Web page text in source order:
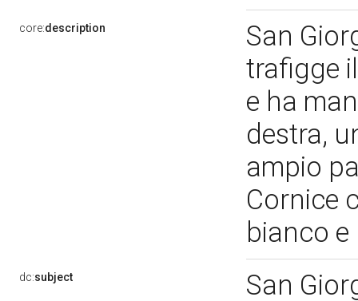
core:description
San
trafigge
e ha
destra,
ampio
Cornice
bianco
dc:subject San